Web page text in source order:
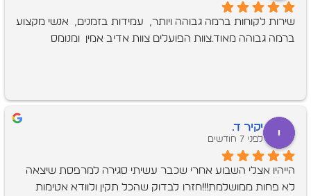
שירות לקוחות ברמה גבוהה ויותר,  עמידות בזמנים,  אנשי מקצוע
ברמה גבוהה מאוד.צוות הפועלים צוות אדיב אמין  ומנומס
יקיר ד.
לפני 7 חודשים
הייהיו אצלי השבוע אחרי שכבר עשיתי סגירה למרפסת שיצאה
לא פחות ממושלמת!!!חזרו לבדוק שהכל תקין ולוודא אטימות